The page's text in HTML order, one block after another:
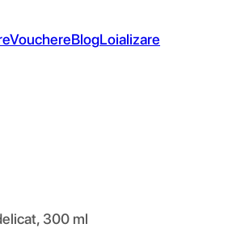
VouchereBlogLoializare
300 ml